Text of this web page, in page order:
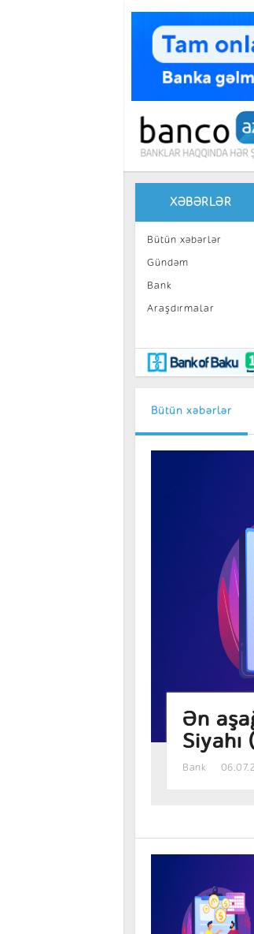
XƏBƏRLƏR
Bütün xəbərlər
Gündəm
Bank
Araşdırmalar
Maraqlı
BancoTV
Bütün xəbərlər
Manat
Bank